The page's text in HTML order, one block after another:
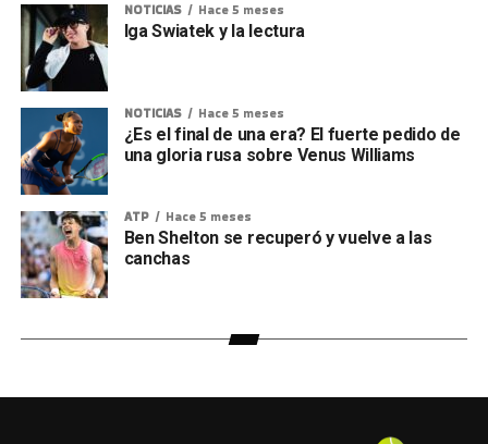
NOTICIAS Hace 5 meses
Iga Swiatek y la lectura
NOTICIAS Hace 5 meses
¿Es el final de una era? El fuerte pedido de
una gloria rusa sobre Venus Williams
ATP Hace 5 meses
Ben Shelton se recuperó y vuelve a las
canchas